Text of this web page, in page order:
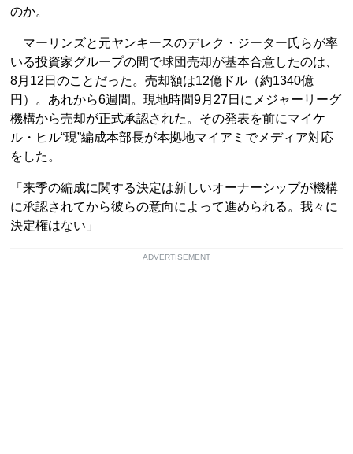
のか。
マーリンズと元ヤンキースのデレク・ジーター氏らが率
いる投資家グループの間で球団売却が基本合意したのは、
8月12日のことだった。売却額は12億ドル（約1340億
円）。あれから6週間。現地時間9月27日にメジャーリーグ
機構から売却が正式承認された。その発表を前にマイケ
ル・ヒル“現”編成本部長が本拠地マイアミでメディア対応
をした。
「来季の編成に関する決定は新しいオーナーシップが機構
に承認されてから彼らの意向によって進められる。我々に
決定権はない」
ADVERTISEMENT